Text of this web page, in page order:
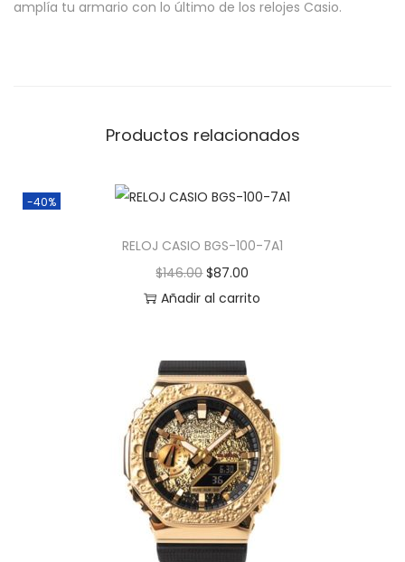
amplía tu armario con lo último de los relojes Casio.
Productos relacionados
-40%
RELOJ CASIO BGS-100-7A1
$146.00 $87.00
Añadir al carrito